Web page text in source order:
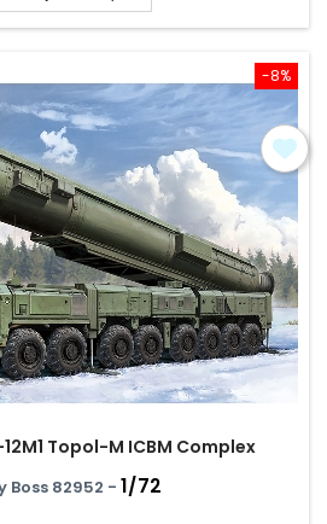
-8%
12M1 Topol-M ICBM Complex
Boss 82952 - 1/72